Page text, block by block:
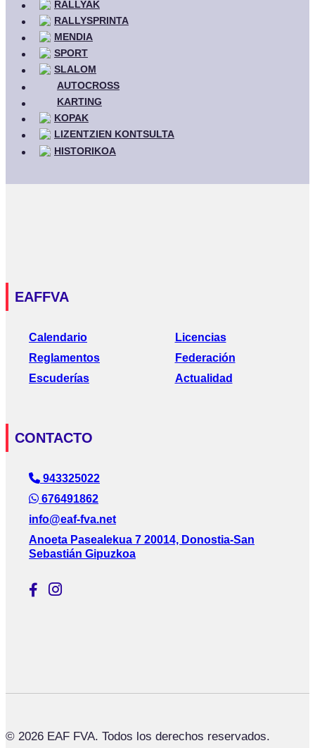
RALLYAK
RALLYSPRINTA
MENDIA
SPORT
SLALOM
AUTOCROSS
KARTING
KOPAK
LIZENTZIEN KONTSULTA
HISTORIKOA
EAFFVA
Calendario
Reglamentos
Escuderías
Licencias
Federación
Actualidad
CONTACTO
943325022
676491862
info@eaf-fva.net
Anoeta Pasealekua 7 20014, Donostia-San
Sebastián Gipuzkoa
© 2026 EAF FVA. Todos los derechos reservados.